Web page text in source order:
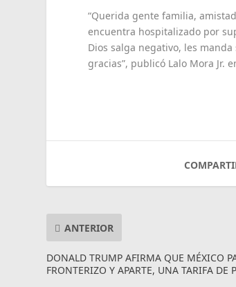
“Querida gente familia,
encuentra hospitalizado por
Dios salga negativo, les
gracias”, publicó Lalo Mora Jr.
ANTERIOR
DONALD TRUMP AFIRMA QUE MÉXICO
FRONTERIZO Y APARTE, UNA TARIFA DE